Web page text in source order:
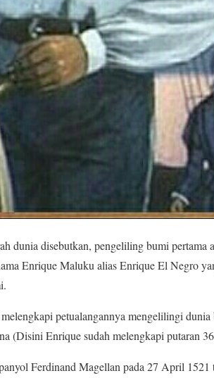
dunia disebutkan, pengeliling bumi
Enrique Maluku alias Enrique El Negro
petualangannya mengelilingi dunia
(Disini Enrique sudah melengkapi putaran
Ferdinand Magellan pada 27 April